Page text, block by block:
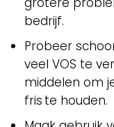
bedrijf.
Probeer
veel VOS te
middelen om
fris te houden.